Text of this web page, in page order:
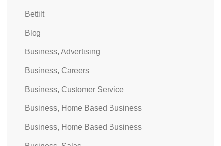
Bettilt
Blog
Business, Advertising
Business, Careers
Business, Customer Service
Business, Home Based Business
Business, Home Based Business